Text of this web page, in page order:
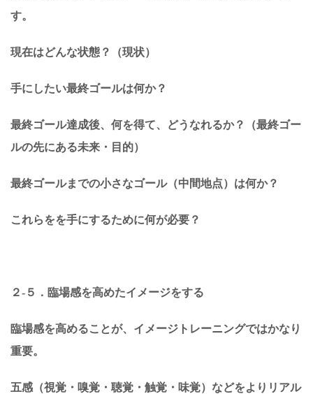
す。
現在はどんな状態？（現状）
手にしたい最終ゴールは何か？
最終ゴール達成後、何を得て、どうなれるか？（最終ゴー
ルの先にある未来・目的）
最終ゴールまでの小さなゴール（中間地点）は何か？
これらをを手にするために何が必要？
２-５．臨場感を高めたイメージをする
臨場感を高めることが、イメージトレーニングではかなり
重要。
五感（視覚・嗅覚・聴覚・触覚・味覚）などをよりリアル